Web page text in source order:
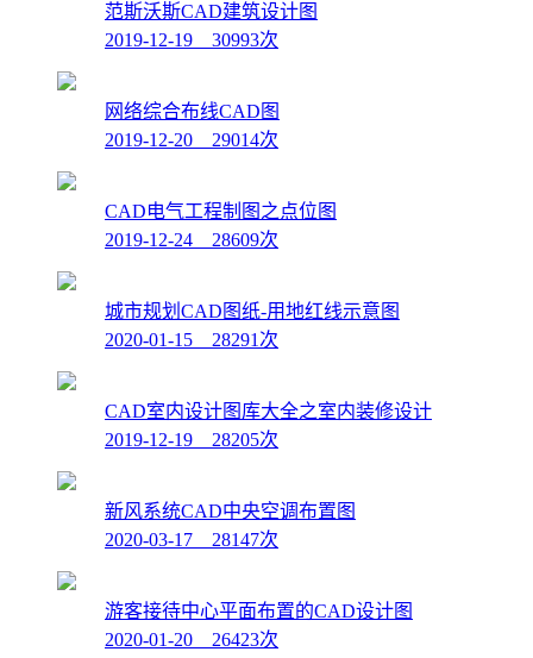
范斯沃斯CAD建筑设计图
2019-12-19 30993次
网络综合布线CAD图
2019-12-20 29014次
CAD电气工程制图之点位图
2019-12-24 28609次
城市规划CAD图纸-用地红线示意图
2020-01-15 28291次
CAD室内设计图库大全之室内装修设计
2019-12-19 28205次
新风系统CAD中央空调布置图
2020-03-17 28147次
游客接待中心平面布置的CAD设计图
2020-01-20 26423次